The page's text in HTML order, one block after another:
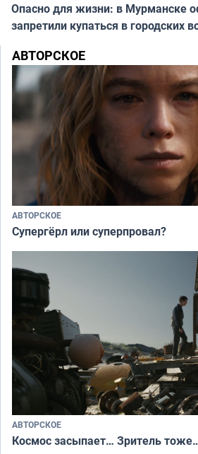
Опасно для жизни: в Мурманске
запретили купаться в городских
АВТОРСКОЕ
АВТОРСКОЕ
Супергёрл или суперпровал?
АВТОРСКОЕ
Космос засыпает… Зритель